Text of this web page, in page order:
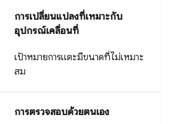
การเปลี่ยนแปลงที่เหมาะกับ
อุปกรณ์เคลื่อนที่
เป้าหมายการแตะมีขนาดที่ไม่เหมาะ
สม
การตรวจสอบด้วยตนเอง